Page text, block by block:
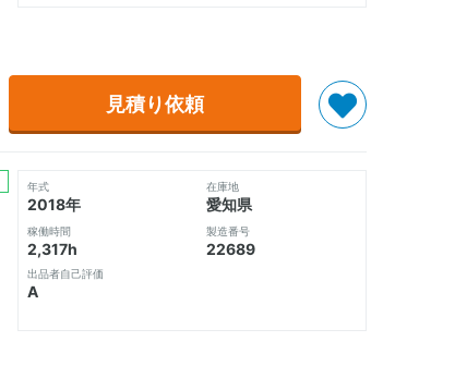
見積り依頼
年式
2018年
稼働時間
2,317h
出品者自己評価
A
在庫地
愛知県
製造番号
22689